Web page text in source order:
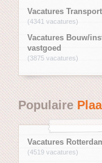
Vacatures Transport
(4341 vacatures)
Vacatures Bouw/
vastgoed
(3875 vacatures)
Populaire
Vacatures
(4519 vacatures)